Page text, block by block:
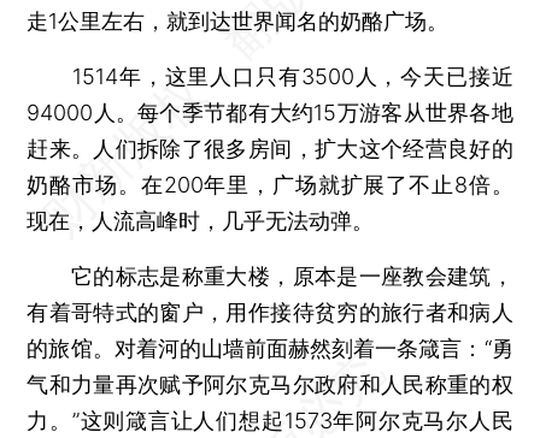
走1公里左右，就到达世界闻名的奶酪广场。
1514年，这里人口只有3500人，今天已接近
94000人。每个季节都有大约15万游客从世界各地
赶来。人们拆除了很多房间，扩大这个经营良好的
奶酪市场。在200年里，广场就扩展了不止8倍。
现在，人流高峰时，几乎无法动弹。
它的标志是称重大楼，原本是一座教会建筑，
有着哥特式的窗户，用作接待贫穷的旅行者和病人
的旅馆。对着河的山墙前面赫然刻着一条箴言：“勇
气和力量再次赋予阿尔克马尔政府和人民称重的权
力。”这则箴言让人们想起1573年阿尔克马尔人民